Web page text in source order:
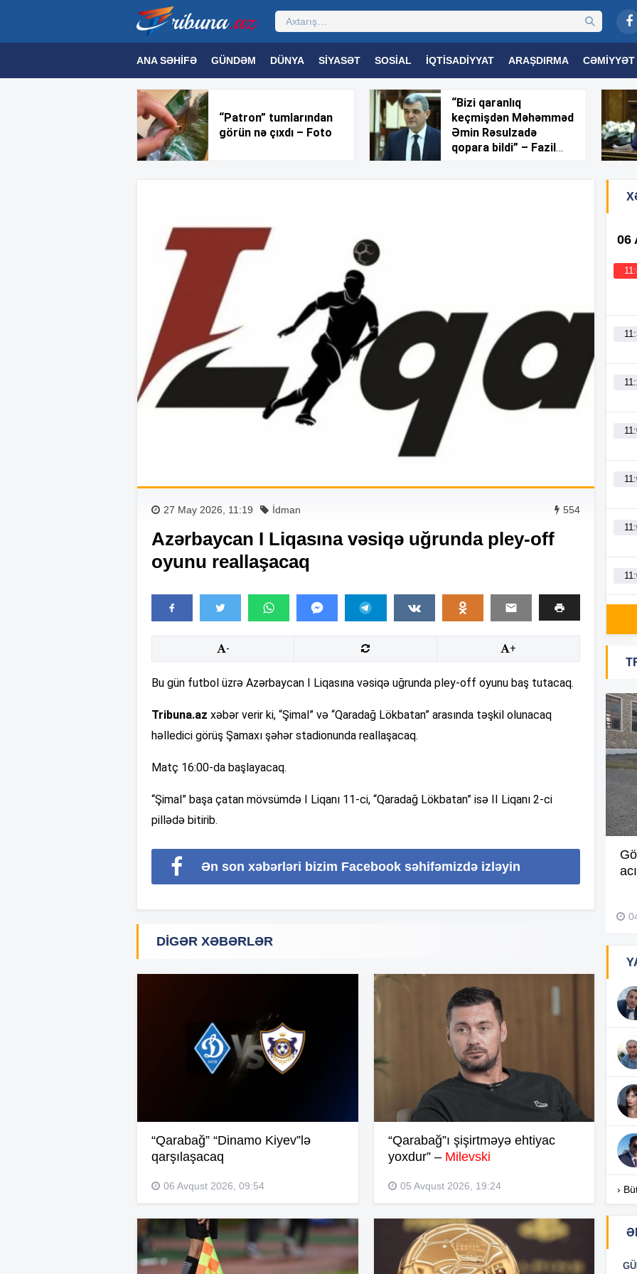
ANA SƏHIFƏ GÜNDƏM DÜNYA SIYASƏT SOSIAL İQTISADIYYAT ARAŞDIRMA CƏMIYYƏT
MƏDƏNIYYƏT TƏHSIL SAĞLAMLIQ MARAQLI
“Patron” tumlarından
görün nə çıxdı – Foto
“Bizi qaranlıq
keçmişdən Məhəmməd
Əmin Rəsulzadə
qopara bildi” – Fazil
27 May 2026, 11:19 İdman 554
Azərbaycan I Liqasına vəsiqə uğrunda pley-off
oyunu reallaşacaq
- +
Bu gün futbol üzrə Azərbaycan I Liqasına vəsiqə uğrunda pley-off oyunu baş tutacaq.
Tribuna.az xəbər verir ki, “Şimal” və “Qaradağ Lökbatan” arasında təşkil olunacaq
həlledici görüş Şamaxı şəhər stadionunda reallaşacaq.
Matç 16:00-da başlayacaq.
“Şimal” başa çatan mövsümdə I Liqanı 11-ci, “Qaradağ Lökbatan” isə II Liqanı 2-ci
pillədə bitirib.
Ən son xəbərləri bizim Facebook səhifəmizdə izləyin
DIGƏR XƏBƏRLƏR
“Qarabağ” “Dinamo Kiyev”lə
qarşılaşacaq
06 Avqust 2026, 09:54
“Qarabağ”ı şişirtməyə ehtiyac
yoxdur” – Milevski
05 Avqust 2026, 19:24
06
işçini döyüb? – Video
›